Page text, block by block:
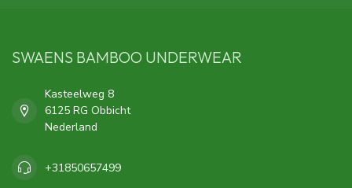
SWAENS BAMBOO UNDERWEAR
Kasteelweg 8
6125 RG Obbicht
Nederland
+31850657499